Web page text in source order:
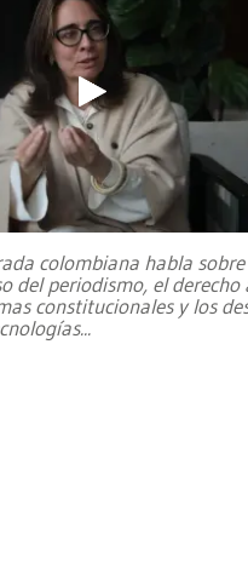
colombiana habla
del periodismo, el derecho
constitucionales y los
...